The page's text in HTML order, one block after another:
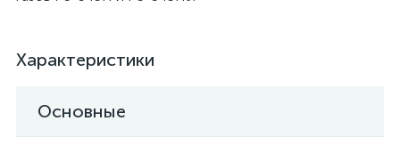
Характеристики
Основные